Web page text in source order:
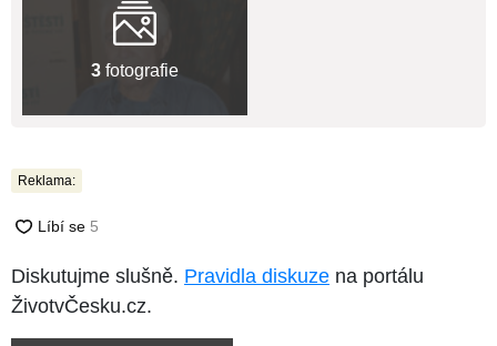
3 fotografie
Reklama:
Diskutujme slušně. Pravidla diskuze na portálu
ŽivotvČesku.cz.